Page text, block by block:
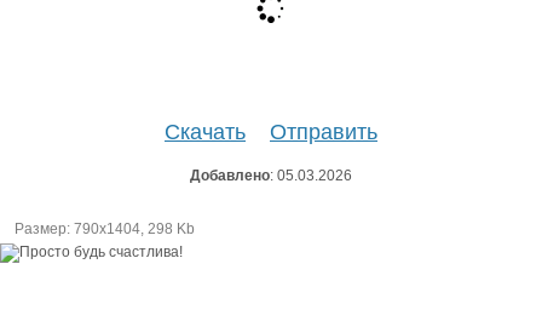
Скачать Отправить
Добавлено: 05.03.2026
Размер: 790х1404, 298 Kb